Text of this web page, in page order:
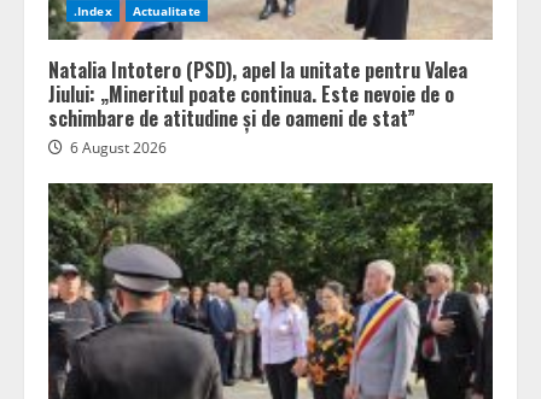
.Index Actualitate
Natalia Intotero (PSD), apel la unitate pentru Valea
Jiului: „Mineritul poate continua. Este nevoie de o
schimbare de atitudine și de oameni de stat”
6 August 2026